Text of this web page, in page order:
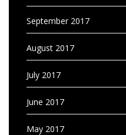
September 2017
August 2017
July 2017
June 2017
May 2017